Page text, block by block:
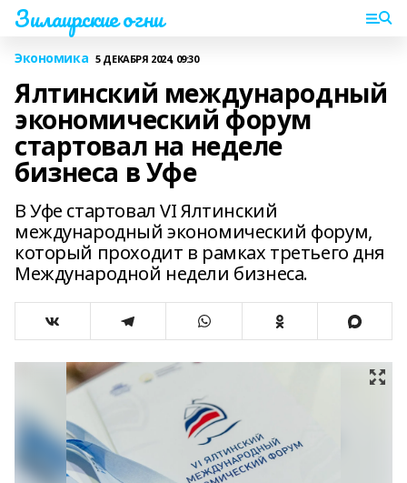
Зилаирские огни
Экономика 5 ДЕКАБРЯ 2024, 09:30
Ялтинский международный
экономический форум
стартовал на неделе
бизнеса в Уфе
В Уфе стартовал VI Ялтинский
международный экономический форум,
который проходит в рамках третьего дня
Международной недели бизнеса.